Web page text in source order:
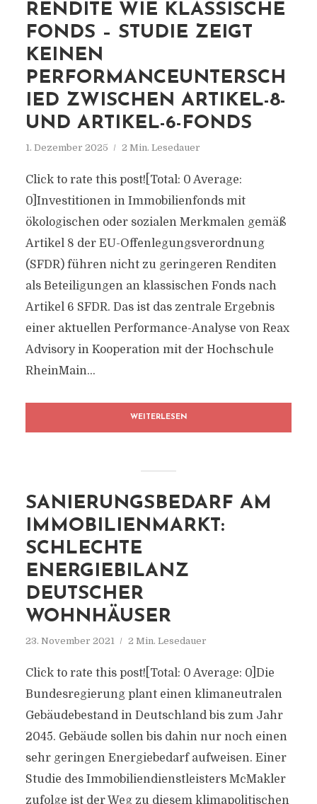
RENDITE WIE KLASSISCHE
FONDS – STUDIE ZEIGT
KEINEN
PERFORMANCEUNTERSCH
IED ZWISCHEN ARTIKEL-8-
UND ARTIKEL-6-FONDS
1. Dezember 2025 2 Min. Lesedauer
Click to rate this post![Total: 0 Average:
0]Investitionen in Immobilienfonds mit
ökologischen oder sozialen Merkmalen gemäß
Artikel 8 der EU-Offenlegungsverordnung
(SFDR) führen nicht zu geringeren Renditen
als Beteiligungen an klassischen Fonds nach
Artikel 6 SFDR. Das ist das zentrale Ergebnis
einer aktuellen Performance-Analyse von Reax
Advisory in Kooperation mit der Hochschule
RheinMain...
WEITERLESEN
SANIERUNGSBEDARF AM
IMMOBILIENMARKT:
SCHLECHTE
ENERGIEBILANZ
DEUTSCHER
WOHNHÄUSER
23. November 2021 2 Min. Lesedauer
Click to rate this post![Total: 0 Average: 0]Die
Bundesregierung plant einen klimaneutralen
Gebäudebestand in Deutschland bis zum Jahr
2045. Gebäude sollen bis dahin nur noch einen
sehr geringen Energiebedarf aufweisen. Einer
Studie des Immobiliendienstleisters McMakler
zufolge ist der Weg zu diesem klimapolitischen